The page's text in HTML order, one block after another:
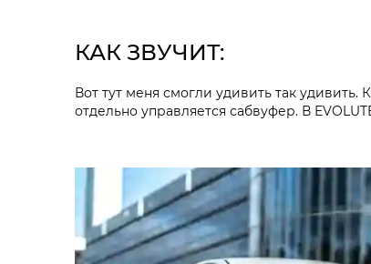
КАК ЗВУЧИТ:
Вот тут меня смогли удивить так
отдельно управляется сабвуфер. В